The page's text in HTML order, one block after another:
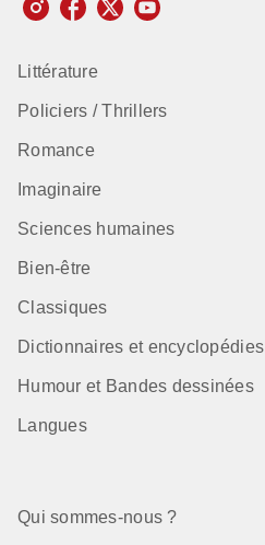
Littérature
Policiers / Thrillers
Romance
Imaginaire
Sciences humaines
Bien-être
Classiques
Dictionnaires et encyclopédies
Humour et Bandes dessinées
Langues
Qui sommes-nous ?